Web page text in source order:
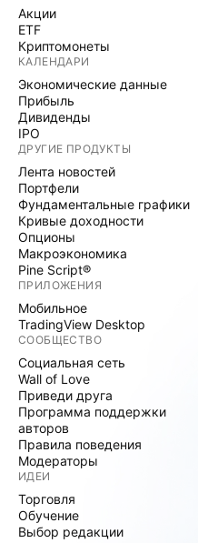
Акции
ETF
Криптомонеты
КАЛЕНДАРИ
Экономические данные
Прибыль
Дивиденды
IPO
ДРУГИЕ ПРОДУКТЫ
Лента новостей
Портфели
Фундаментальные графики
Кривые доходности
Опционы
Макроэкономика
Pine Script®
ПРИЛОЖЕНИЯ
Мобильное
TradingView Desktop
СООБЩЕСТВО
Социальная сеть
Wall of Love
Приведи друга
Программа поддержки
авторов
Правила поведения
Модераторы
ИДЕИ
Торговля
Обучение
Выбор редакции